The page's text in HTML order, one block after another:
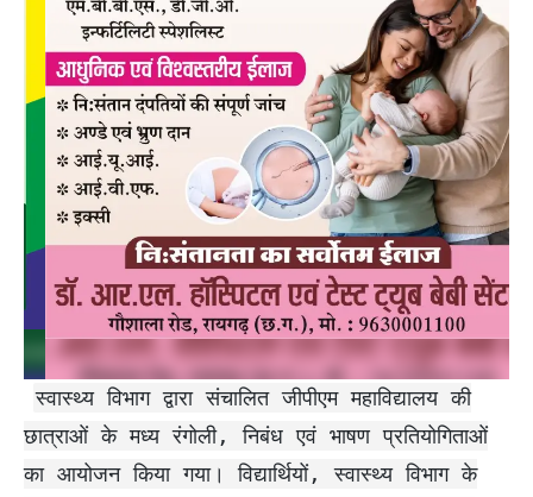
स्वास्थ्य विभाग द्वारा संचालित जीपीएम महाविद्यालय की
छात्राओं के मध्य रंगोली, निबंध एवं भाषण प्रतियोगिताओं
का आयोजन किया गया। विद्यार्थियों, स्वास्थ्य विभाग के